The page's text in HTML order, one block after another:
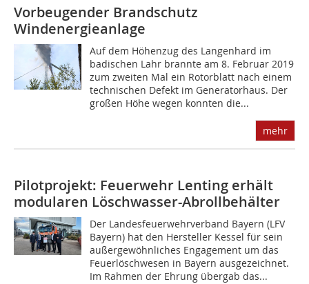
Vorbeugender Brandschutz
Windenergieanlage
Auf dem Höhenzug des Langenhard im
badischen Lahr brannte am 8. Februar 2019
zum zweiten Mal ein Rotorblatt nach einem
technischen Defekt im Generatorhaus. Der
großen Höhe wegen konnten die...
mehr
Pilotprojekt: Feuerwehr Lenting erhält
modularen Löschwasser-Abrollbehälter
Der Landesfeuerwehrverband Bayern (LFV
Bayern) hat den Hersteller Kessel für sein
außergewöhnliches Engagement um das
Feuerlöschwesen in Bayern ausgezeichnet.
Im Rahmen der Ehrung übergab das...